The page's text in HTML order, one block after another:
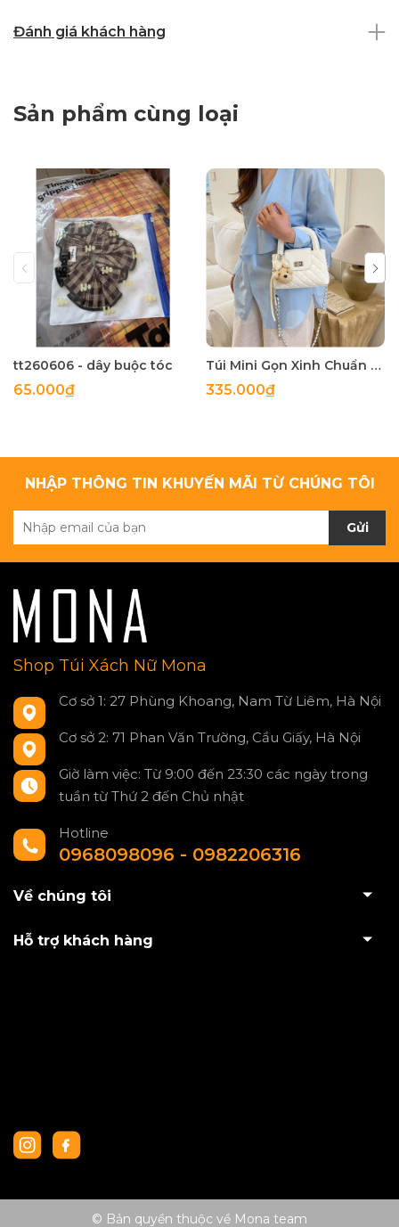
Đánh giá khách hàng
Sản phẩm cùng loại
tt260606 - dây buộc tóc
65.000₫
Túi Mini Gọn Xinh Chuẩn Gu - tt260518
335.000₫
NHẬP THÔNG TIN KHUYẾN MÃI TỪ CHÚNG TÔI
Gửi
Shop Túi Xách Nữ Mona
Cơ sở 1: 27 Phùng Khoang, Nam Từ Liêm, Hà Nội
Cơ sở 2: 71 Phan Văn Trường, Cầu Giấy, Hà Nội
Giờ làm việc: Từ 9:00 đến 23:30 các ngày trong
tuần từ Thứ 2 đến Chủ nhật
Hotline
0968098096 - 0982206316
Về chúng tôi
Hỗ trợ khách hàng
© Bản quyền thuộc về Mona team